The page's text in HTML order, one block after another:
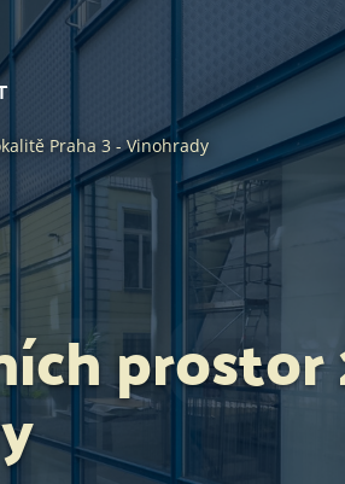
Praha 3 - Vinohrady